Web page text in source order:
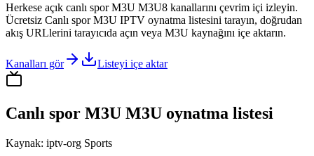
Herkese açık canlı spor M3U M3U8 kanallarını çevrim içi izleyin.
Ücretsiz Canlı spor M3U IPTV oynatma listesini tarayın, doğrudan
akış URLlerini tarayıcıda açın veya M3U kaynağını içe aktarın.
Kanalları gör Listeyi içe aktar
Canlı spor M3U M3U oynatma listesi
Kaynak: iptv-org Sports